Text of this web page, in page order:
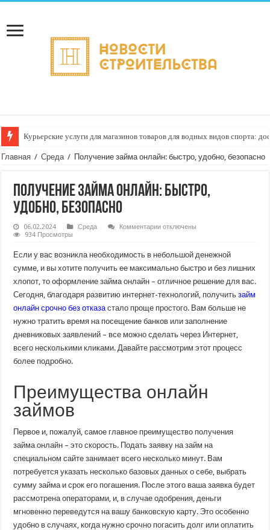
Курьерские услуги для магазинов товаров для водных видов спорта:
Как настроить автоматическое формирование рейтинга курьеров по
Главная / Среда / Получение займа онлайн: быстро, удобно, безопасно
Получение займа онлайн: быстро,
удобно, безопасно
06.02.2024 Среда Комментариик
онлайн:
быстро,
удобно,
безопасно
отключены
934 Просмотры
Если у вас возникла необходимость в небольшой денежной
сумме, и вы хотите получить ее максимально быстро и без лишних
хлопот, то оформление займа онлайн – отличное решение для вас.
Сегодня, благодаря развитию интернет-технологий, получитьзайм
онлайн срочно без отказастало проще простого. Вам больше не
нужно тратить время на посещение банков или заполнение
дневниковых заявлений – все можно сделать через Интернет,
всего несколькими кликами. Давайте рассмотрим этот процесс
более подробно.
Преимущества онлайн
займов
Первое и, пожалуй, самое главное преимущество получения
займа онлайн – это скорость. Подать заявку на займ на
специальном сайте занимает всего несколько минут. Вам
потребуется указать несколько базовых данных о себе, выбрать
сумму займа и срок его погашения. После этого ваша заявка будет
рассмотрена операторами, и, в случае одобрения, деньги
мгновенно переведутся на вашу банковскую карту. Это особенно
удобно в случаях, когда нужно срочно погасить долг или оплатить